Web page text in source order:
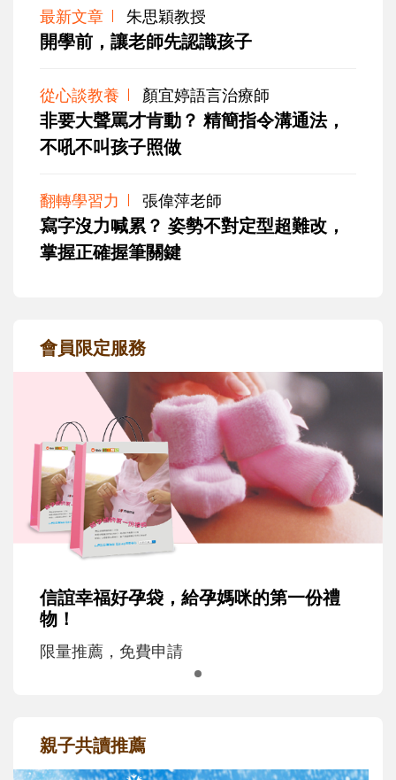
最新文章 朱思穎教授
開學前，讓老師先認識孩子
從心談教養 顏宜婷語言治療師
非要大聲罵才肯動？ 精簡指令溝通法，
不吼不叫孩子照做
翻轉學習力 張偉萍老師
寫字沒力喊累？ 姿勢不對定型超難改，
掌握正確握筆關鍵
會員限定服務
信誼幸福好孕袋，給孕媽咪的第一份禮
物！
限量推薦，免費申請
親子共讀推薦